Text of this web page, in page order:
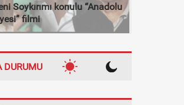
Soykırımı konulu “Anadolu
filmi
DURUMU